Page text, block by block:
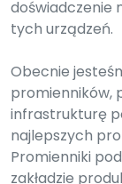
doświadczenie
tych urządzeń.
Obecnie
promienników,
infrastrukturę
najlepszych
Promienniki
zakładzie